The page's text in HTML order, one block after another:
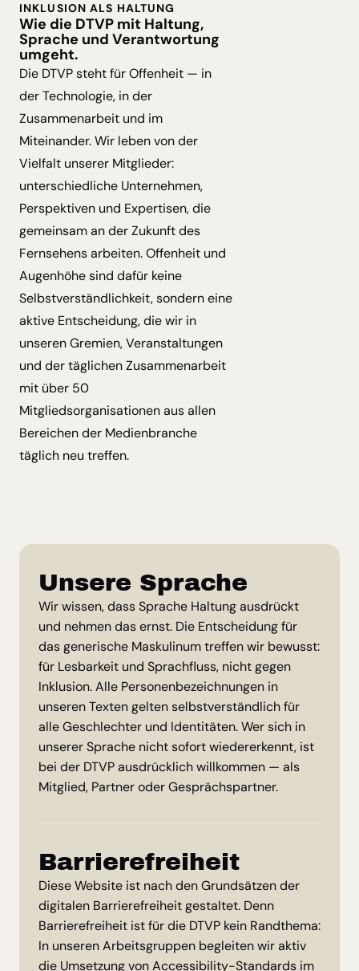
INKLUSION ALS HALTUNG
Wie die DTVP mit Haltung,
Sprache und Verantwortung
umgeht.
Die DTVP steht für Offenheit — in
der Technologie, in der
Zusammenarbeit und im
Miteinander. Wir leben von der
Vielfalt unserer Mitglieder:
unterschiedliche Unternehmen,
Perspektiven und Expertisen, die
gemeinsam an der Zukunft des
Fernsehens arbeiten. Offenheit und
Augenhöhe sind dafür keine
Selbstverständlichkeit, sondern eine
aktive Entscheidung, die wir in
unseren Gremien, Veranstaltungen
und der täglichen Zusammenarbeit
mit über 50
Mitgliedsorganisationen aus allen
Bereichen der Medienbranche
täglich neu treffen.
Unsere Sprache
Wir wissen, dass Sprache Haltung ausdrückt
und nehmen das ernst. Die Entscheidung für
das generische Maskulinum treffen wir bewusst:
für Lesbarkeit und Sprachfluss, nicht gegen
Inklusion. Alle Personenbezeichnungen in
unseren Texten gelten selbstverständlich für
alle Geschlechter und Identitäten. Wer sich in
unserer Sprache nicht sofort wiedererkennt, ist
bei der DTVP ausdrücklich willkommen — als
Mitglied, Partner oder Gesprächspartner.
Barrierefreiheit
Diese Website ist nach den Grundsätzen der
digitalen Barrierefreiheit gestaltet. Denn
Barrierefreiheit ist für die DTVP kein Randthema:
In unseren Arbeitsgruppen begleiten wir aktiv
die Umsetzung von Accessibility-Standards im